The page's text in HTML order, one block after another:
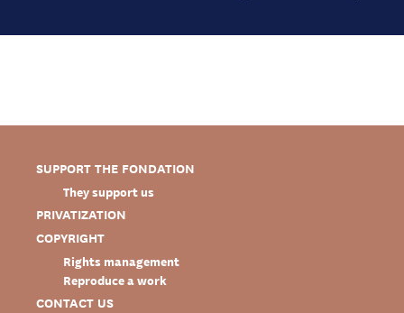
SUPPORT THE FONDATION
They support us
PRIVATIZATION
COPYRIGHT
Rights management
Reproduce a work
CONTACT US